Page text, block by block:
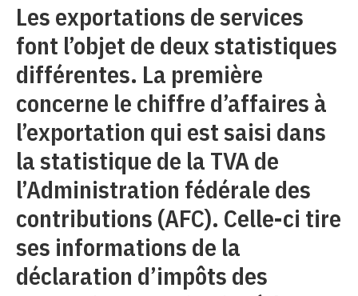
Les exportations de services
font l’objet de deux statistiques
différentes. La première
concerne le chiffre d’affaires à
l’exportation qui est saisi dans
la statistique de la TVA de
l’Administration fédérale des
contributions (AFC). Celle-ci tire
ses informations de la
déclaration d’impôts des